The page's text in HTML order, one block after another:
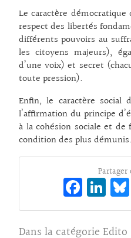
Le caractère
respect des libertés
différents pouvoirs au
les citoyens majeurs),
d’une voix) et secret
toute pression).
Enfin, le caractère social
l’affirmation du principe
à la cohésion sociale et de
condition des plus démunis.
Fa
ce
bo
Li
n
ke
Dans la catégorie Edito